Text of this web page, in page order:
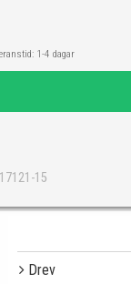
1-4 dagar
15
Drev